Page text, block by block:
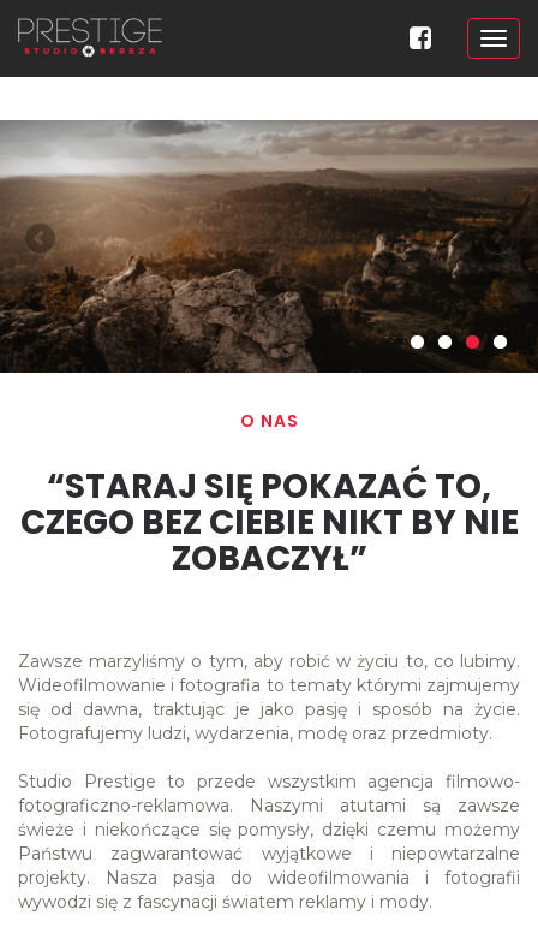
O NAS
“STARAJ SIĘ POKAZAĆ TO,
CZEGO BEZ CIEBIE NIKT BY NIE
ZOBACZYŁ”
Zawsze marzyliśmy o tym, aby robić w życiu to, co lubimy.
Wideofilmowanie i fotografia to tematy którymi zajmujemy
się od dawna, traktując je jako pasję i sposób na życie.
Fotografujemy ludzi, wydarzenia, modę oraz przedmioty.
Studio Prestige to przede wszystkim agencja filmowo-
fotograficzno-reklamowa. Naszymi atutami są zawsze
świeże i niekończące się pomysły, dzięki czemu możemy
Państwu zagwarantować wyjątkowe i niepowtarzalne
projekty. Nasza pasja do wideofilmowania i fotografii
wywodzi się z fascynacji światem reklamy i mody.